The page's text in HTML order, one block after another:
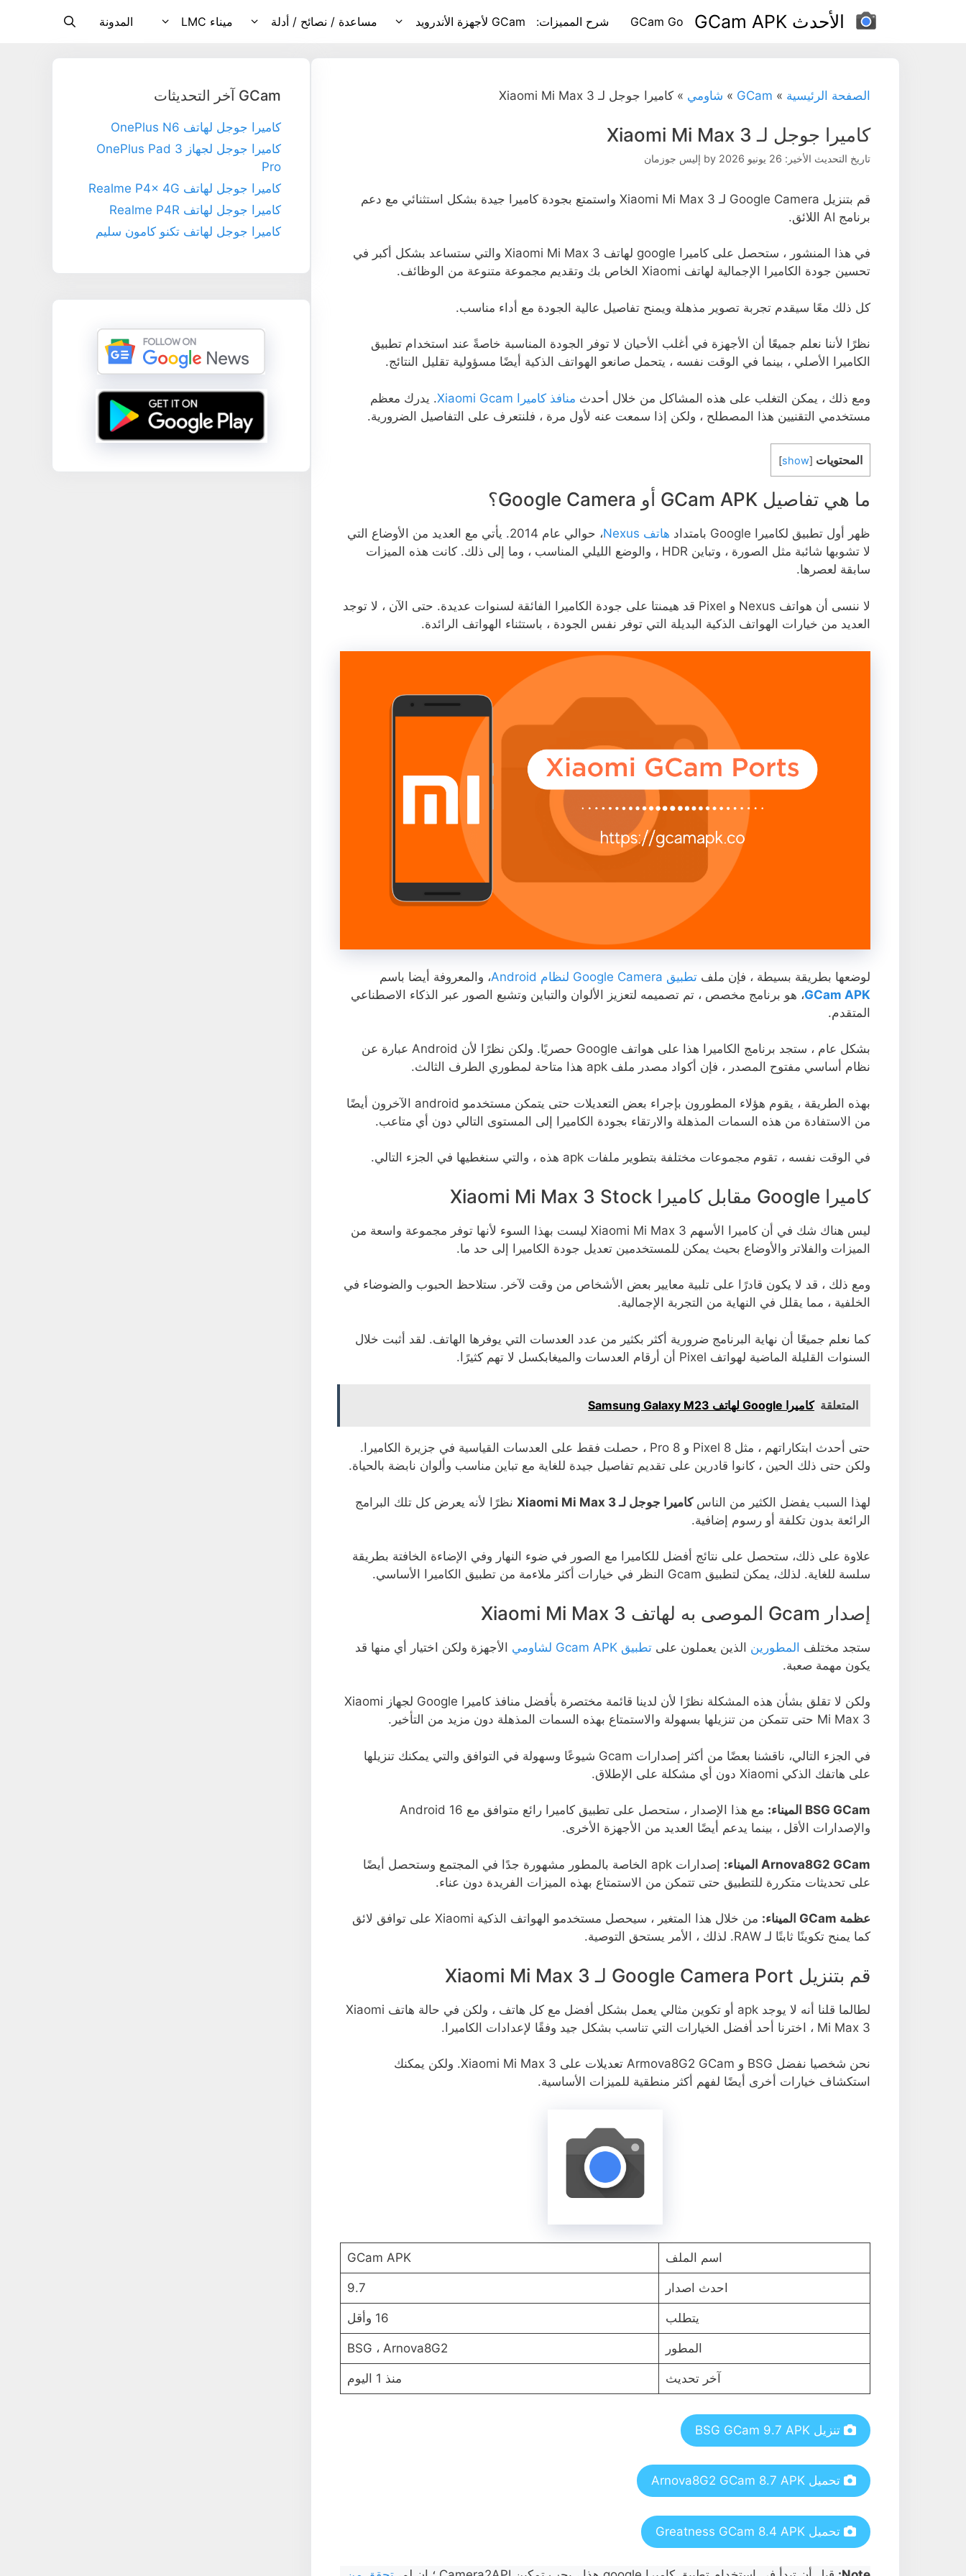
الأحدث GCam APK GCam Go شرح المميزات: GCam لأجهزة الأندرويد مساعدة / نصائح / أدلة ميناء LMC المدونة
الصفحة الرئيسية »
GCam
» شاومي » كاميرا جوجل لـ Xiaomi Mi Max 3
كاميرا جوجل لـ Xiaomi Mi Max 3
تاريخ التحديث الأخير: 26 يونيو 2026 by إليس جوزمان
قم بتنزيل Google Camera لـ Xiaomi Mi Max 3 واستمتع بجودة كاميرا جيدة بشكل استثنائي مع دعم
برنامج AI اللائق.
في هذا المنشور ، ستحصل على كاميرا google لهاتف Xiaomi Mi Max 3 والتي ستساعد بشكل أكبر في
تحسين جودة الكاميرا الإجمالية لهاتف Xiaomi الخاص بك وتقديم مجموعة متنوعة من الوظائف.
كل ذلك معًا سيقدم تجربة تصوير مذهلة ويمنح تفاصيل عالية الجودة مع أداء مناسب.
نظرًا لأننا نعلم جميعًا أن الأجهزة في أغلب الأحيان لا توفر الجودة المناسبة خاصةً عند استخدام تطبيق
الكاميرا الأصلي ، بينما في الوقت نفسه ، يتحمل صانعو الهواتف الذكية أيضًا مسؤولية تقليل النتائج.
ومع ذلك ، يمكن التغلب على هذه المشاكل من خلال أحدث منافذ كاميرا Xiaomi Gcam
. يدرك معظم
مستخدمي التقنيين هذا المصطلح ، ولكن إذا سمعت عنه لأول مرة ، فلنتعرف على التفاصيل الضرورية.
المحتويات [
show
]
ما هي تفاصيل GCam APK أو Google Camera؟
ظهر أول تطبيق لكاميرا Google بامتداد هاتف Nexus
، حوالي عام 2014. يأتي مع العديد من الأوضاع التي
لا تشوبها شائبة مثل الصورة ، وتباين HDR ، والوضع الليلي المناسب ، وما إلى ذلك. كانت هذه الميزات
سابقة لعصرها.
لا ننسى أن هواتف Nexus و Pixel قد هيمنتا على جودة الكاميرا الفائقة لسنوات عديدة. حتى الآن ، لا توجد
العديد من خيارات الهواتف الذكية البديلة التي توفر نفس الجودة ، باستثناء الهواتف الرائدة.
لوضعها بطريقة بسيطة ، فإن ملف تطبيق Google Camera لنظام Android
، والمعروفة أيضا باسم
GCam APK، هو برنامج مخصص ، تم تصميمه لتعزيز الألوان والتباين وتشبع الصور عبر الذكاء الاصطناعي
المتقدم.
بشكل عام ، ستجد برنامج الكاميرا هذا على هواتف Google حصريًا. ولكن نظرًا لأن Android عبارة عن
نظام أساسي مفتوح المصدر ، فإن أكواد مصدر ملف apk هذا متاحة لمطوري الطرف الثالث.
بهذه الطريقة ، يقوم هؤلاء المطورون بإجراء بعض التعديلات حتى يتمكن مستخدمو android الآخرون أيضًا
من الاستفادة من هذه السمات المذهلة والارتقاء بجودة الكاميرا إلى المستوى التالي دون أي متاعب.
في الوقت نفسه ، تقوم مجموعات مختلفة بتطوير ملفات apk هذه ، والتي سنغطيها في الجزء التالي.
كاميرا Google مقابل كاميرا Xiaomi Mi Max 3 Stock
ليس هناك شك في أن كاميرا الأسهم Xiaomi Mi Max 3 ليست بهذا السوء لأنها توفر مجموعة واسعة من
الميزات والفلاتر والأوضاع بحيث يمكن للمستخدمين تعديل جودة الكاميرا إلى حد ما.
ومع ذلك ، قد لا يكون قادرًا على تلبية معايير بعض الأشخاص من وقت لآخر. ستلاحظ الحبوب والضوضاء في
الخلفية ، مما يقلل في النهاية من التجربة الإجمالية.
كما نعلم جميعًا أن نهاية البرنامج ضرورية أكثر بكثير من عدد العدسات التي يوفرها الهاتف. لقد أثبت خلال
السنوات القليلة الماضية لهواتف Pixel أن أرقام العدسات والميغابكسل لا تهم كثيرًا.
المتعلقة كاميرا Google لهاتف Samsung Galaxy M23
حتى أحدث ابتكاراتهم ، مثل Pixel 8 و 8 Pro ، حصلت فقط على العدسات القياسية في جزيرة الكاميرا.
ولكن حتى ذلك الحين ، كانوا قادرين على تقديم تفاصيل جيدة للغاية مع تباين مناسب وألوان نابضة بالحياة.
لهذا السبب يفضل الكثير من الناسكاميرا جوجل لـ Xiaomi Mi Max 3
نظرًا لأنه يعرض كل تلك البرامج
الرائعة بدون تكلفة أو رسوم إضافية.
علاوة على ذلك، ستحصل على نتائج أفضل للكاميرا مع الصور في ضوء النهار وفي الإضاءة الخافتة بطريقة
سلسة للغاية. لذلك، يمكن لتطبيق Gcam النظر في خيارات أكثر ملاءمة من تطبيق الكاميرا الأساسي.
إصدار Gcam الموصى به لهاتف Xiaomi Mi Max 3
ستجد مختلف المطورين الذين يعملون على تطبيق Gcam APK لشاومي
الأجهزة ولكن اختيار أي منها قد
يكون مهمة صعبة.
ولكن لا تقلق بشأن هذه المشكلة نظرًا لأن لدينا قائمة مختصرة بأفضل منافذ كاميرا Google لجهاز Xiaomi
Mi Max 3 حتى تتمكن من تنزيلها بسهولة والاستمتاع بهذه السمات المذهلة دون مزيد من التأخير.
في الجزء التالي، ناقشنا بعضًا من أكثر إصدارات Gcam شيوعًا وسهولة في التوافق والتي يمكنك تنزيلها
على هاتفك الذكي Xiaomi دون أي مشكلة على الإطلاق.
BSG GCam الميناء:
مع هذا الإصدار ، ستحصل على تطبيق كاميرا رائع متوافق مع Android 16
والإصدارات الأقل ، بينما يدعم أيضًا العديد من الأجهزة الأخرى.
Arnova8G2 GCam الميناء:
إصدارات apk الخاصة بالمطور مشهورة جدًا في المجتمع وستحصل أيضًا
على تحديثات متكررة للتطبيق حتى تتمكن من الاستمتاع بهذه الميزات الفريدة دون عناء.
عظمة GCam الميناء:
من خلال هذا المتغير ، سيحصل مستخدمو الهواتف الذكية Xiaomi على توافق لائق
كما يمنح تكوينًا ثابتًا لـ RAW. لذلك ، الأمر يستحق التوصية.
قم بتنزيل Google Camera Port لـ Xiaomi Mi Max 3
لطالما قلنا أنه لا يوجد apk أو تكوين مثالي يعمل بشكل أفضل مع كل هاتف ، ولكن في حالة هاتف Xiaomi
Mi Max 3 ، اخترنا أحد أفضل الخيارات التي تناسب بشكل جيد وفقًا لإعدادات الكاميرا.
نحن شخصيا نفضل BSG و Armova8G2 GCam تعديلات على Xiaomi Mi Max 3. ولكن يمكنك
استكشاف خيارات أخرى أيضًا لفهم أكثر منطقية للميزات الأساسية.
اسم الملف GCam APK
احدث اصدار 9.7
يتطلب 16 وأقل
المطور BSG ، Arnova8G2
آخر تحديث منذ 1 اليوم
تنزيل BSG GCam 9.7 APK
تحميل Arnova8G2 GCam 8.7 APK
تحميل Greatness GCam 8.4 APK
GCam آخر التحديثات
كاميرا جوجل لهاتف OnePlus N6
كاميرا جوجل لجهاز OnePlus Pad 3
Pro
كاميرا جوجل لهاتف Realme P4x 4G
كاميرا جوجل لهاتف Realme P4R
كاميرا جوجل لهاتف تكنو كامون سليم